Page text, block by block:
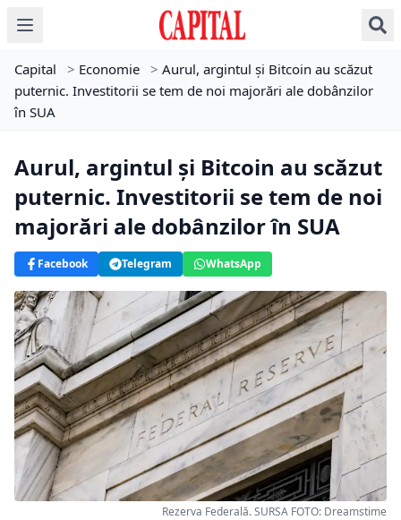
Capital > Economie > Aurul, argintul și Bitcoin au scăzut
puternic. Investitorii se tem de noi majorări ale dobânzilor
în SUA
Aurul, argintul și Bitcoin au scăzut
puternic. Investitorii se tem de noi
majorări ale dobânzilor în SUA
Facebook Telegram WhatsApp
Rezerva Federală. SURSA FOTO: Dreamstime